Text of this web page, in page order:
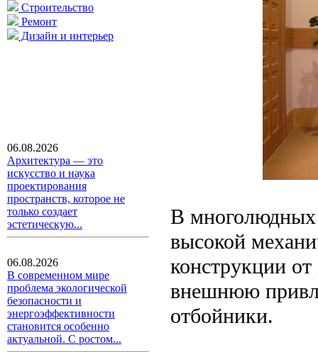
Строительство
Ремонт
Дизайн и интерьер
06.08.2026
Архитектура — это
искусство и наука
проектирования
пространств, которое не
только создает
эстетическую...
06.08.2026
В современном мире
проблема экологической
безопасности и
энергоэффективности
становится особенно
актуальной. С ростом...
В многолюдных
высокой
конструкции
внешнюю
отбойники.